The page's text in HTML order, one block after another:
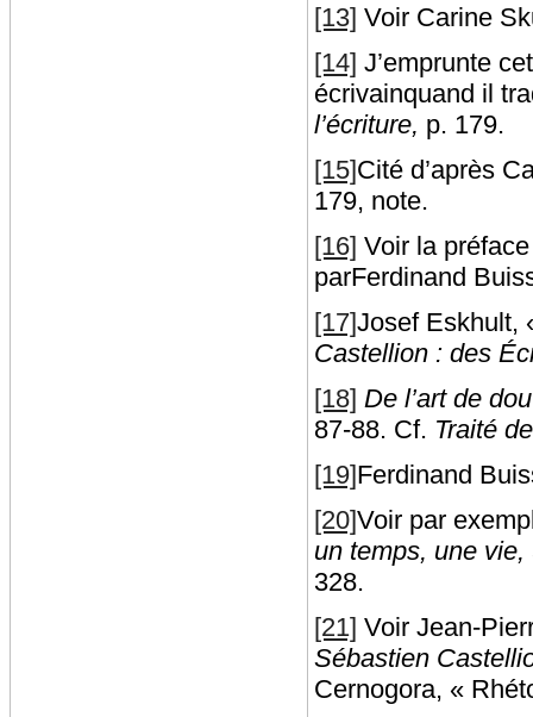
[13] Voir Carine
[14] J’emprunte
écrivainquand il
l’écriture, p. 179.
[15]Cité d’après
179, note.
[16] Voir la
parFerdinand
[17]Josef Eskhult,
Castellion : des
[18] De l’art de
87-88. Cf. Traité
[19]Ferdinand
[20]Voir par
un temps, une
328.
[21] Voir Jean-
Sébastien
Cernogora, «